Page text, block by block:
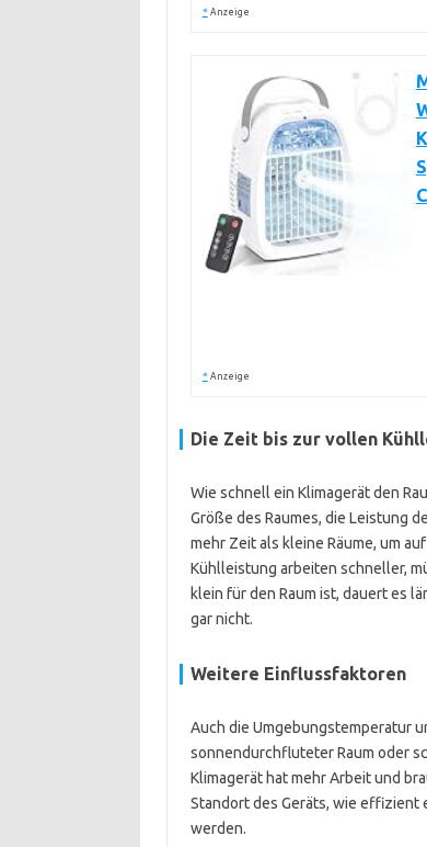
* Anzeige
* Anzeige
Die Zeit bis zur vollen
Wie schnell ein Klimagerät den
Größe des Raumes, die Leistung
mehr Zeit als kleine Räume, um
Kühlleistung arbeiten schneller,
klein für den Raum ist, dauert es
gar nicht.
Weitere Einflussfaktoren
Auch die Umgebungstemperatur
sonnendurchfluteter Raum oder
Klimagerät hat mehr Arbeit und
Standort des Geräts, wie effizient
werden.